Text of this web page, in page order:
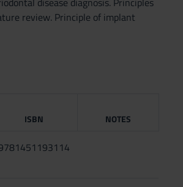
review. Principle of implant
ISBN NOTES